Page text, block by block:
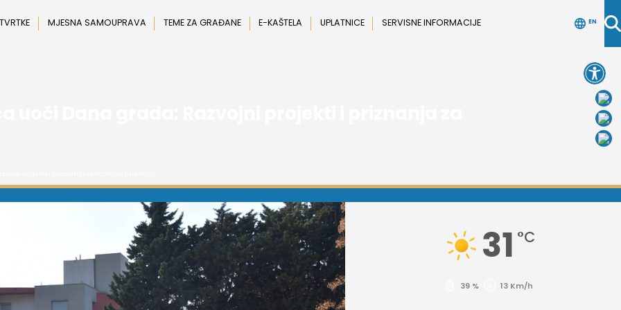
MJESNA SAMOUPRAVA TEME ZA GRAĐANE E-KAŠTELA UPLATNICE SERVISNE INFORMACIJE EN
31 °C
39 % 13 Km/h